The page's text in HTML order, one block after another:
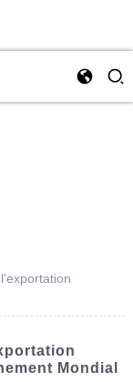
Mondial